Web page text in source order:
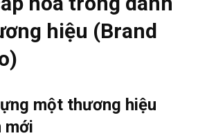
hiệu (Brand
một thương hiệu
mới